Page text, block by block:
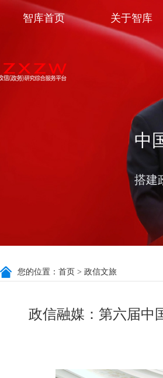
中
搭建
智库首页 关于智库
您的位置： 首页 > 政信文旅
政信融媒：第六届中